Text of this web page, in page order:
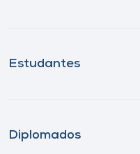
Estudantes
Diplomados